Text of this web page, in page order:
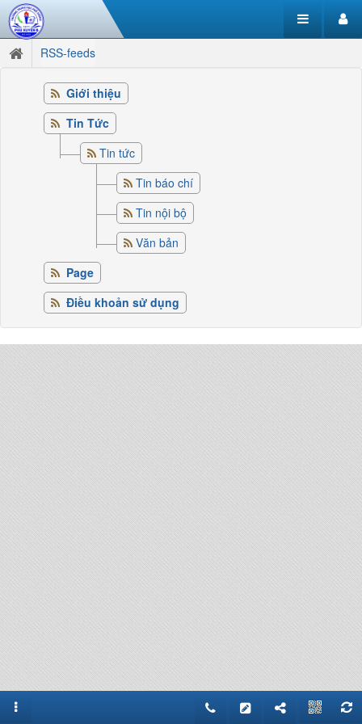
RSS-feeds
Giới thiệu
Tin Tức
Tin tức
Tin báo chí
Tin nội bộ
Văn bản
Page
Điều khoản sử dụng